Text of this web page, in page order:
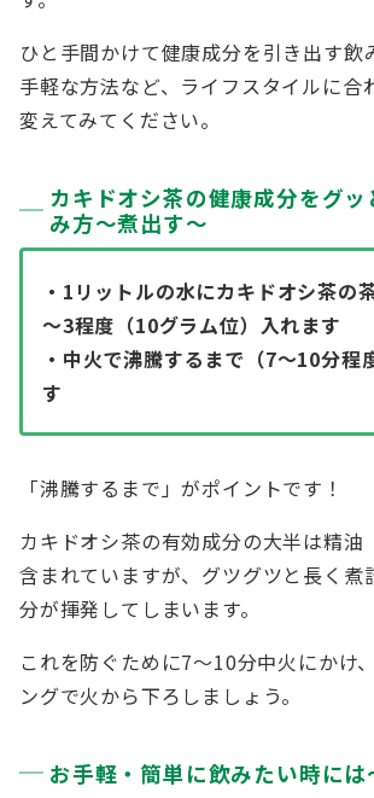
ひと手間かけて健康成分を引き出す飲
手軽な方法など、ライフスタイルに合
変えてみてください。
カキドオシ茶の健康成分をグ
み方～煮出す～
・1リットルの水にカキドオシ茶の
～3程度（10グラム位）入れます
・中火で沸騰するまで（7～10分程
す
「沸騰するまで」がポイントです！
カキドオシ茶の有効成分の大半は精油
含まれていますが、グツグツと長く煮
分が揮発してしまいます。
これを防ぐために7～10分中火にかけ
ングで火から下ろしましょう。
お手軽・簡単に飲みたい時に